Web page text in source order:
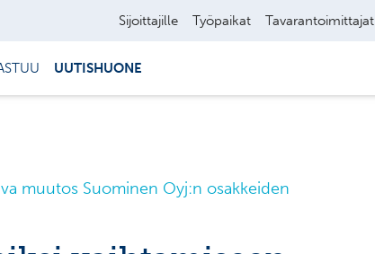
Sijoittajille Työpaikat Tavarantoimittajat
UUTISHUONE
muutos Suominen Oyj:n osakkeiden